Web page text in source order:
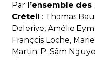
Par l’ensemble
Créteil : Thomas
Delerive, Amélie
François Loche,
Martin, P. Sâm